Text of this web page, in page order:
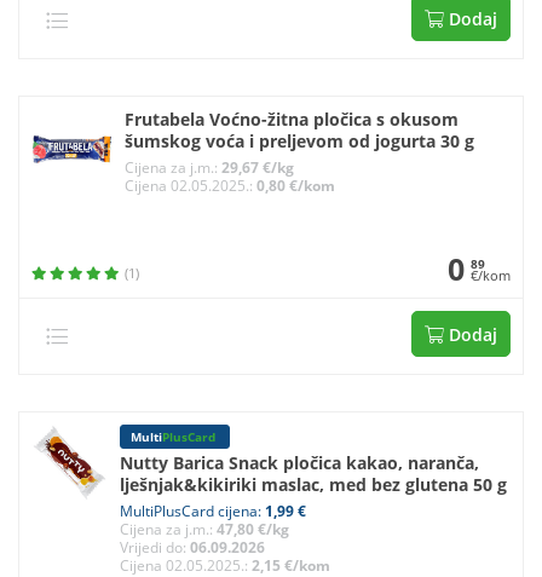
Dodaj
Frutabela Voćno-žitna pločica s okusom
šumskog voća i preljevom od jogurta 30 g
Cijena za j.m.:29,67 €/kg
Cijena 02.05.2025.:0,80 €/kom
(1) 0 89
€/kom
Dodaj
MultiPlusCard
Nutty Barica Snack pločica kakao, naranča,
lješnjak&kikiriki maslac, med bez glutena 50 g
MultiPlusCard cijena: 1,99 €
Cijena za j.m.: 47,80 €/kg
Vrijedi do: 06.09.2026
Cijena 02.05.2025.: 2,15 €/kom